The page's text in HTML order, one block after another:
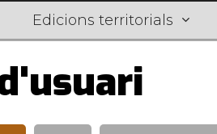
Edicions territorials